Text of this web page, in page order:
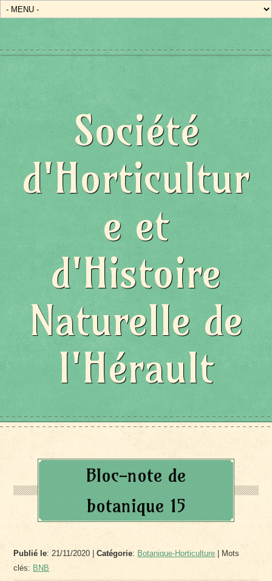
Société
d'Horticultur
e et
d'Histoire
Naturelle de
l'Hérault
Bloc-note de
botanique 15
Publié le: 21/11/2020 |Catégorie: Botanique-Horticulture | Mots
clés: BNB